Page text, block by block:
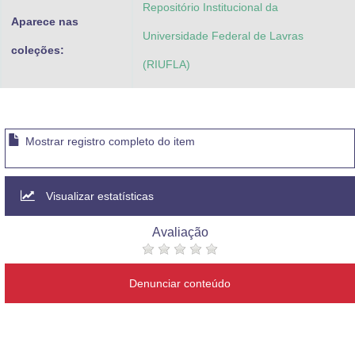
Aparece nas
coleções:
Repositório Institucional da
Universidade Federal de Lavras
(RIUFLA)
Mostrar registro completo do item
Visualizar estatísticas
Avaliação
Denunciar conteúdo